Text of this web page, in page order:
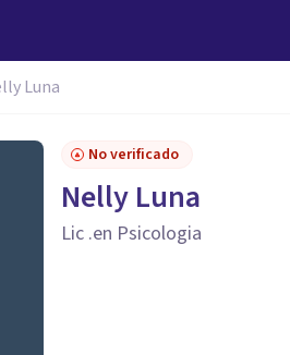
Luna
No verificado
Nelly Luna
Lic .en Psicologia